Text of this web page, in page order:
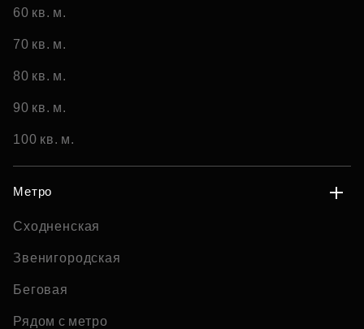
60 кв. м.
70 кв. м.
80 кв. м.
90 кв. м.
100 кв. м.
Метро
Сходненская
Звенигородская
Беговая
Рядом с метро